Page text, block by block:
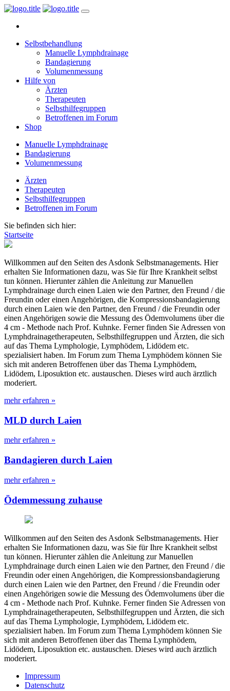
Selbstbehandlung
Manuelle Lymphdrainage
Bandagierung
Volumenmessung
Hilfe von
Ärzten
Therapeuten
Selbsthilfegruppen
Betroffenen im Forum
Shop
Manuelle Lymphdrainage
Bandagierung
Volumenmessung
Ärzten
Therapeuten
Selbsthilfegruppen
Betroffenen im Forum
Sie befinden sich hier:
Startseite
Willkommen auf den Seiten des Asdonk Selbstmanagements. Hier
erhalten Sie Informationen dazu, was Sie für Ihre Krankheit selbst
tun können. Hierunter zählen die Anleitung zur Manuellen
Lymphdrainage durch einen Laien wie den Partner, den Freund / die
Freundin oder einen Angehörigen, die Kompressionsbandagierung
durch einen Laien wie den Partner, den Freund / die Freundin oder
einen Angehörigen sowie die Messung des Ödemvolumens über die
4 cm - Methode nach Prof. Kuhnke. Ferner finden Sie Adressen von
Lymphdrainagetherapeuten, Selbsthilfegruppen und Ärzten, die sich
auf das Thema Lymphologie, Lymphödem, Lidödem etc.
spezialisiert haben. Im Forum zum Thema Lymphödem können Sie
sich mit anderen Betroffenen über das Thema Lymphödem,
Lidödem, Liposuktion etc. austauschen. Dieses wird auch ärztlich
moderiert.
mehr erfahren »
MLD durch Laien
mehr erfahren »
Bandagieren durch Laien
mehr erfahren »
Ödemmessung zuhause
Willkommen auf den Seiten des Asdonk Selbstmanagements. Hier
erhalten Sie Informationen dazu, was Sie für Ihre Krankheit selbst
tun können. Hierunter zählen die Anleitung zur Manuellen
Lymphdrainage durch einen Laien wie den Partner, den Freund / die
Freundin oder einen Angehörigen, die Kompressionsbandagierung
durch einen Laien wie den Partner, den Freund / die Freundin oder
einen Angehörigen sowie die Messung des Ödemvolumens über die
4 cm - Methode nach Prof. Kuhnke. Ferner finden Sie Adressen von
Lymphdrainagetherapeuten, Selbsthilfegruppen und Ärzten, die sich
auf das Thema Lymphologie, Lymphödem, Lidödem etc.
spezialisiert haben. Im Forum zum Thema Lymphödem können Sie
sich mit anderen Betroffenen über das Thema Lymphödem,
Lidödem, Liposuktion etc. austauschen. Dieses wird auch ärztlich
moderiert.
Impressum
Datenschutz